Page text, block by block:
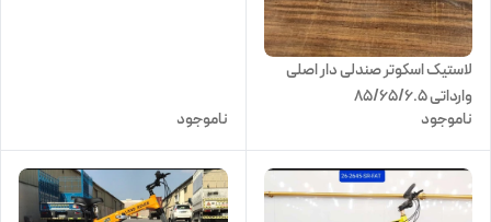
لاستیک اسکوتر صندلی دار اصلی
وارداتی 85/65/6.5
ناموجود
ناموجود